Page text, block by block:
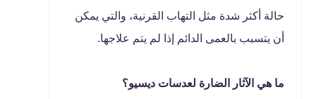
حالة أكثر شدة مثل التهاب القرنية، والتي يمكن
أن يتسبب بالعمى الدائم إذا لم يتم علاجها.
ما هي الآثار الضارة لعدسات ديسيو؟